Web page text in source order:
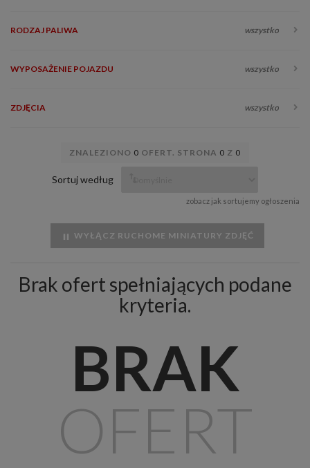
RODZAJ PALIWA wszystko
WYPOSAŻENIE POJAZDU wszystko
ZDJĘCIA wszystko
ZNALEZIONO 0 OFERT. STRONA 0 Z 0
Sortuj według
zobacz jak sortujemy ogłoszenia
WYŁĄCZ RUCHOME MINIATURY ZDJĘĆ
Brak ofert spełniających podane
kryteria.
BRAK
OFERT